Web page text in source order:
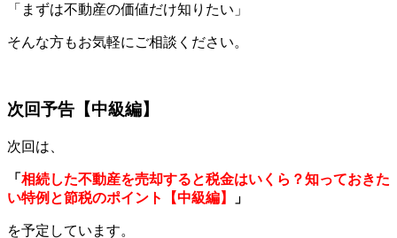
「まずは不動産の価値だけ知りたい」
そんな方もお気軽にご相談ください。
次回予告【中級編】
次回は、
「 相続した不動産を売却すると税金はいくら？知っておきた
い特例と節税のポイント【中級編】
」
を予定しています。